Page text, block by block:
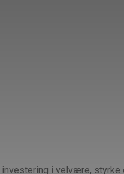
i velvære, styrke